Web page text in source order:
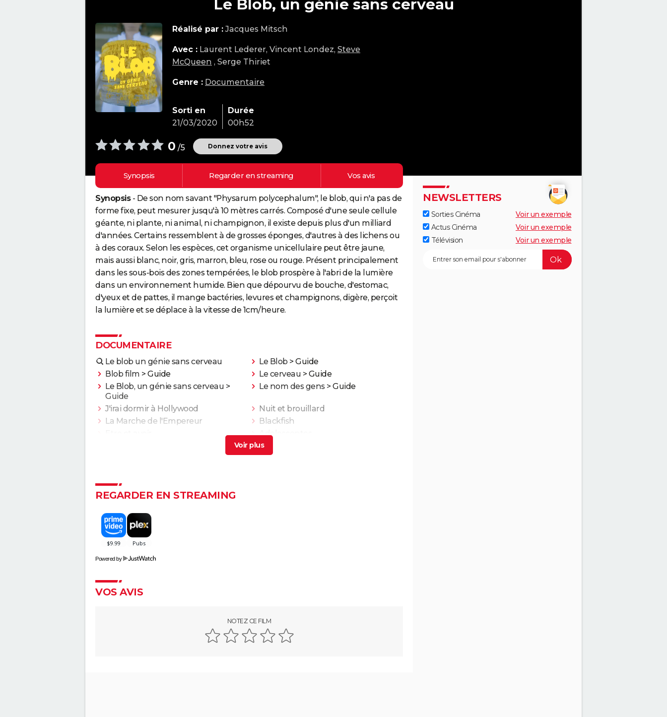
Le Blob, un génie sans cerveau
Réalisé par : Jacques Mitsch
Avec : Laurent Lederer, Vincent Londez, Steve
McQueen , Serge Thiriet
Genre : Documentaire
Sorti en
21/03/2020
Durée
00h52
0 /5 Donnez votre avis
Synopsis Regarder enstreaming Vosavis
Synopsis- De son nom savant "Physarum polycephalum", le blob, qui n'a pas de
forme fixe, peut mesurer jusqu'à 10 mètres carrés. Composé d'une seule cellule
géante, ni plante, ni animal, ni champignon, il existe depuis plus d'un milliard
d'années. Certains ressemblent à de grosses éponges, d'autres à des lichens ou
à des coraux. Selon les espèces, cet organisme unicellulaire peut être jaune,
mais aussi blanc, noir, gris, marron, bleu, rose ou rouge. Présent principalement
dans les sous-bois des zones tempérées, le blob prospère à l'abri de la lumière
dans un environnement humide. Bien que dépourvu de bouche, d'estomac,
d'yeux et de pattes, il mange bactéries, levures et champignons, digère, perçoit
la lumière et se déplace à la vitesse de 1cm/heure.
DOCUMENTAIRE
Le blob un génie sans cerveau Le Blob > Guide
Blob film > Guide Le cerveau > Guide
Le Blob, un génie sans cerveau >
Guide
Le nom des gens > Guide
J'irai dormir à Hollywood
Nuit et brouillard
La Marche de l'Empereur
Blackfish
Adolescentes
La Planète bleue
Citizenfour
Faites le mur !
Le Chagrin et la Pitié
REGARDER EN STREAMING
Powered by
VOS AVIS
NOTEZ CE FILM
NEWSLETTERS
Sorties Cinéma
Voir un exemple
Actus Cinéma
Voir un exemple
Télévision
Voir un exemple